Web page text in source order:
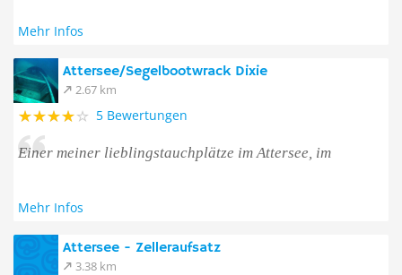
Mehr Infos
Attersee/Segelbootwrack Dixie
2.67 km
5 Bewertungen
Einer meiner lieblingstauchplätze im Attersee, im
Mehr Infos
Attersee - Zelleraufsatz
3.38 km